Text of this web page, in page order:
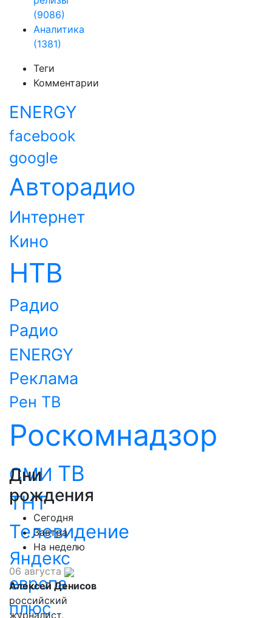
(9086)
Аналитика
(1381)
Теги
Комментарии
ENERGY
facebook
google
Авторадио
Интернет
Кино
НТВ
Радио
Радио
ENERGY
Реклама
Рен ТВ
Роскомнадзор
СМИ ТВ
ТНТ
Телевидение
Яндекс
европа
плюс
Дни
рождения
Сегодня
Завтра
На неделю
06 августа
Алексей Денисов
российский
журналист,